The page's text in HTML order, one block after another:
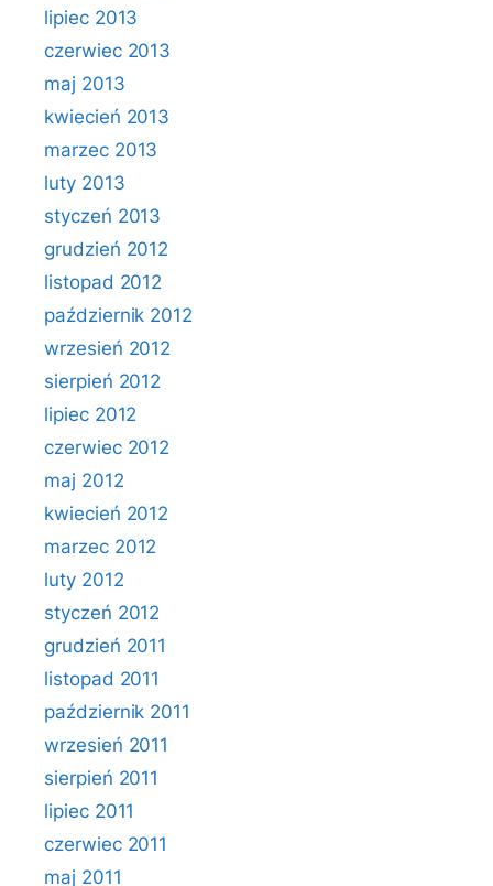
lipiec 2013
czerwiec 2013
maj 2013
kwiecień 2013
marzec 2013
luty 2013
styczeń 2013
grudzień 2012
listopad 2012
październik 2012
wrzesień 2012
sierpień 2012
lipiec 2012
czerwiec 2012
maj 2012
kwiecień 2012
marzec 2012
luty 2012
styczeń 2012
grudzień 2011
listopad 2011
październik 2011
wrzesień 2011
sierpień 2011
lipiec 2011
czerwiec 2011
maj 2011